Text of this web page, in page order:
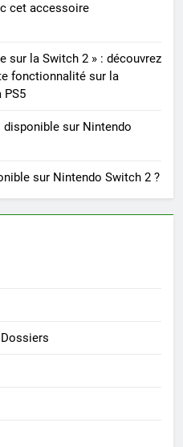
cet accessoire
sur la Switch 2 » : découvrez
fonctionnalité sur la
PS5
sur Nintendo
sur Nintendo Switch 2 ?